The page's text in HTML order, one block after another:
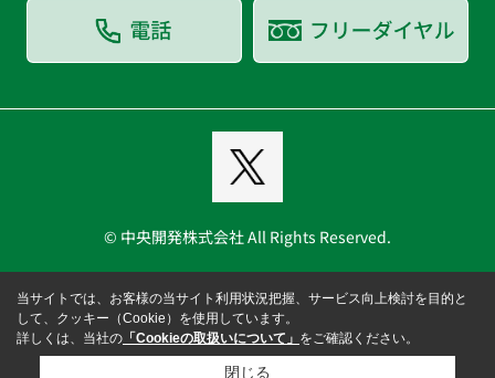
© 中央開発株式会社 All Rights Reserved.
当サイトでは、お客様の当サイト利用状況把握、サービス向上検討を目的と
して、クッキー（Cookie）を使用しています。
詳しくは、当社の 「Cookieの取扱いについて」 をご確認ください。
閉じる